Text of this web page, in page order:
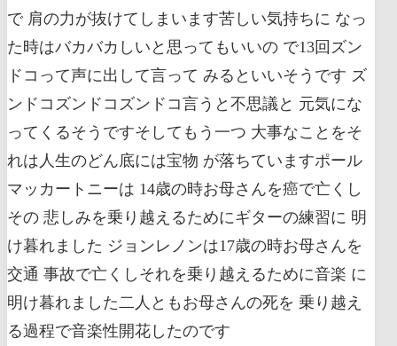
で 肩の力が抜けてしまいます苦しい気持ちに なっ
た時はバカバカしいと思ってもいいの で13回ズン
ドコって声に出して言って みるといいそうです ズ
ンドコズンドコズンドコ言うと不思議と 元気にな
ってくるそうですそしてもう一つ 大事なことをそ
れは人生のどん底には宝物 が落ちていますポール
マッカートニーは 14歳の時お母さんを癌で亡くし
その 悲しみを乗り越えるためにギターの練習に 明
け暮れました ジョンレノンは17歳の時お母さんを
交通 事故で亡くしそれを乗り越えるために音楽 に
明け暮れました二人ともお母さんの死を 乗り越え
る過程で音楽性開花したのです